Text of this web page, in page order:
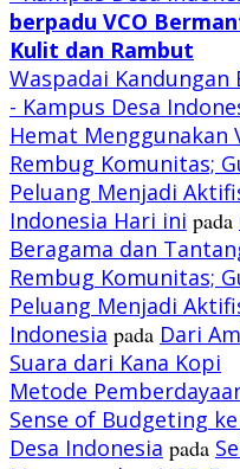
berpadu VCO
Kulit dan Rambut
Waspadai
- Kampus Desa
Hemat Menggunakan
Rembug Komunitas;
Peluang Menjadi
Indonesia Hari ini pada
Beragama dan
Rembug Komunitas;
Peluang Menjadi
Indonesia pada Dari
Suara dari Kana Kopi
Metode
Sense of Budgeting
Desa Indonesia pada